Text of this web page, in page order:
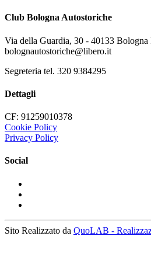
Club Bologna Autostoriche
Via della Guardia, 30 - 40133 Bologna
bolognautostoriche@libero.it
Segreteria tel. 320 9384295
Dettagli
CF: 91259010378
Cookie Policy
Privacy Policy
Social
Sito Realizzato da QuoLAB -